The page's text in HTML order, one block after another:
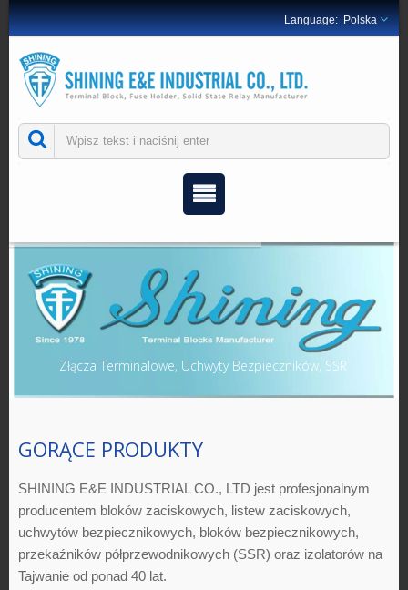
Polska
Złącza Terminalowe, Uchwyty Bezpieczników, SSR
GORĄCE PRODUKTY
SHINING E&E INDUSTRIAL CO., LTD jest profesjonalnym
producentem bloków zaciskowych, listew zaciskowych,
uchwytów bezpiecznikowych, bloków bezpiecznikowych,
przekaźników półprzewodnikowych (SSR) oraz izolatorów na
Tajwanie od ponad 40 lat.